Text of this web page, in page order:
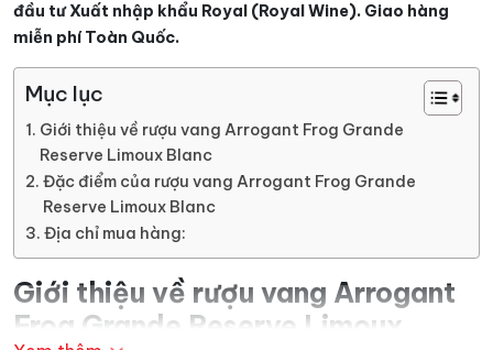
đầu tư Xuất nhập khẩu Royal (Royal Wine). Giao hàng
miễn phí Toàn Quốc.
Mục lục
Giới thiệu về rượu vang Arrogant Frog Grande
Reserve Limoux Blanc
Đặc điểm của rượu vang Arrogant Frog Grande
Reserve Limoux Blanc
Địa chỉ mua hàng:
Giới thiệu về rượu vang Arrogant
Frog Grande Reserve Limoux